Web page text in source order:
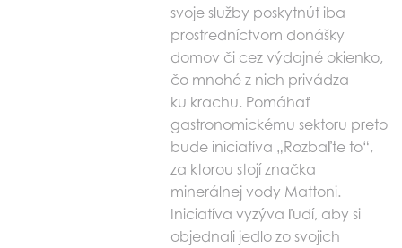
svoje služby poskytnúť iba
prostredníctvom donášky
domov či cez výdajné okienko,
čo mnohé z nich privádza
ku krachu. Pomáhať
gastronomickému sektoru preto
bude iniciatíva „Rozbaľte to“,
za ktorou stojí značka
minerálnej vody Mattoni.
Iniciatíva vyzýva ľudí, aby si
objednali jedlo zo svojich